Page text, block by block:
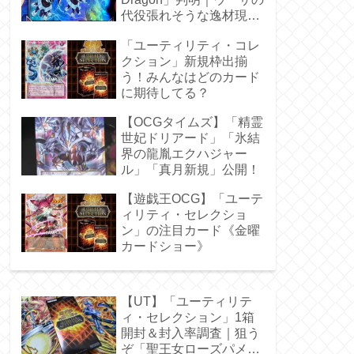
代役張れそうな逸材現
「ユーティリティ・コレ
クション」新規枠出揃
う！みんなはどのカード
に期待してる？
【OCGタイムズ】「精霊
世妃ドリアード」「氷結
界の龍胤エクハジャー
ル」「真月新規」公開！
【遊戯王OCG】「ユーテ
ィリティ・セレクショ
ン」の注目カード《金曜
カードショー》
【UT】「ユーティリテ
ィ・セレクション」1箱
開封＆封入率調査｜狙う
ぞ「聖王女ローズパメ